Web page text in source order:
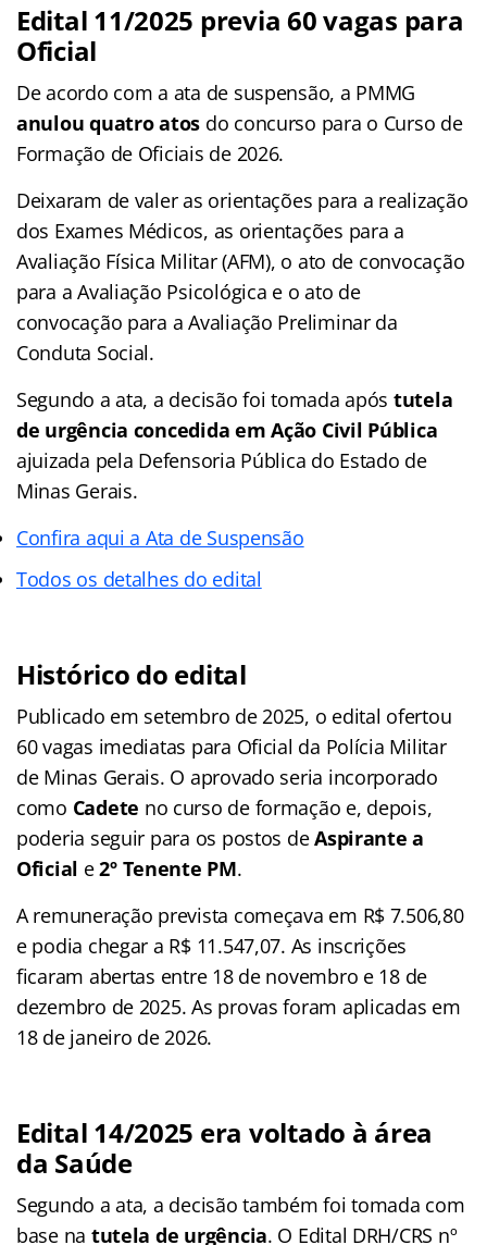
Edital 11/2025 previa 60 vagas para
Oficial
De acordo com a ata de suspensão, a PMMG
anulou quatro atos do concurso para o Curso de
Formação de Oficiais de 2026.
Deixaram de valer as orientações para a realização
dos Exames Médicos, as orientações para a
Avaliação Física Militar (AFM), o ato de convocação
para a Avaliação Psicológica e o ato de
convocação para a Avaliação Preliminar da
Conduta Social.
Segundo a ata, a decisão foi tomada após tutela
de urgência concedida em Ação Civil Pública
ajuizada pela Defensoria Pública do Estado de
Minas Gerais.
Confira aqui a Ata de Suspensão
Todos os detalhes do edital
Histórico do edital
Publicado em setembro de 2025, o edital ofertou
60 vagas imediatas para Oficial da Polícia Militar
de Minas Gerais. O aprovado seria incorporado
como Cadete no curso de formação e, depois,
poderia seguir para os postos deAspirante a
Oficial e2º Tenente PM.
A remuneração prevista começava em R$ 7.506,80
e podia chegar a R$ 11.547,07. As inscrições
ficaram abertas entre 18 de novembro e 18 de
dezembro de 2025. As provas foram aplicadas em
18 de janeiro de 2026.
Edital 14/2025 era voltado à área
da Saúde
Segundo a ata, a decisão também foi tomada com
base na tutela de urgência. O Edital DRH/CRS nº